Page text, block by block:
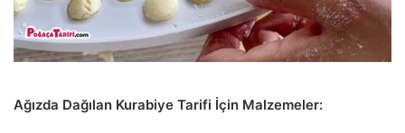
Ağızda Dağılan Kurabiye Tarifi İçin Malzemeler: